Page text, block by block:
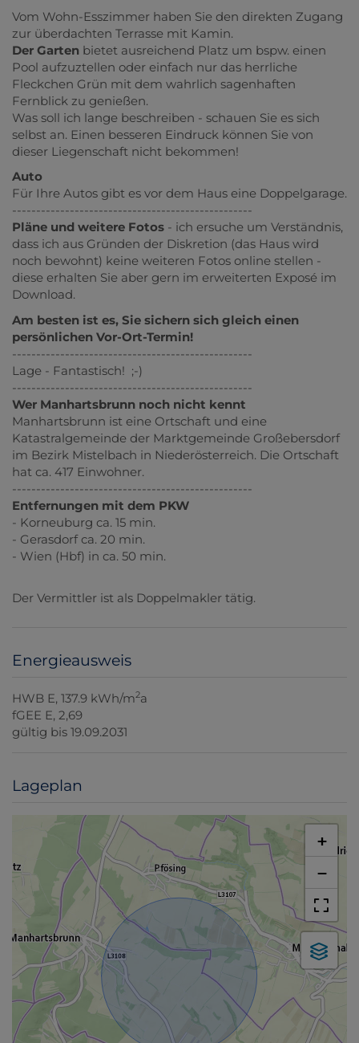
Vom Wohn-Esszimmer haben Sie den direkten Zugang
zur überdachten Terrasse mit Kamin.
Der Garten bietet ausreichend Platz um bspw. einen
Pool aufzuztellen oder einfach nur das herrliche
Fleckchen Grün mit dem wahrlich sagenhaften
Fernblick zu genießen.
Was soll ich lange beschreiben - schauen Sie es sich
selbst an. Einen besseren Eindruck können Sie von
dieser Liegenschaft nicht bekommen!
Auto
Für Ihre Autos gibt es vor dem Haus eine Doppelgarage.
--------------------------------------------------
Pläne und weitere Fotos - ich ersuche um Verständnis,
dass ich aus Gründen der Diskretion (das Haus wird
noch bewohnt) keine weiteren Fotos online stellen -
diese erhalten Sie aber gern im erweiterten Exposé im
Download.
Am besten ist es, Sie sichern sich gleich einen
persönlichen Vor-Ort-Termin!
--------------------------------------------------
Lage - Fantastisch! ;-)
--------------------------------------------------
Wer Manhartsbrunn noch nicht kennt
Manhartsbrunn ist eine Ortschaft und eine
Katastralgemeinde der Marktgemeinde Großebersdorf
im Bezirk Mistelbach in Niederösterreich. Die Ortschaft
hat ca. 417 Einwohner.
--------------------------------------------------
Entfernungen mit dem PKW
- Korneuburg ca. 15 min.
- Gerasdorf ca. 20 min.
- Wien (Hbf) in ca. 50 min.
Der Vermittler ist als Doppelmakler tätig.
Energieausweis
HWB E, 137.9 kWh/m2a
fGEE E, 2,69
gültig bis 19.09.2031
Lageplan
+
−